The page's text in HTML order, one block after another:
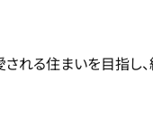
る住まいを目指し